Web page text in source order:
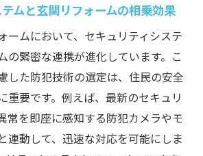
ムと玄関リフォームの相乗効果
ームにおいて、セキュリティシステ
の緊密な連携が進化しています。こ
した防犯技術の選定は、住民の安全
重要です。例えば、最新のセキュリ
常を即座に感知する防犯カメラやモ
連動して、迅速な対応を可能にしま